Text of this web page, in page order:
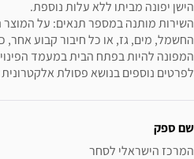
לפרטים נוספים בנושא פסולת אלקטרונית
שם ספק
המרכז הישראלי לסחר